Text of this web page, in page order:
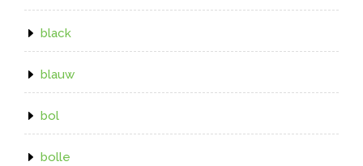
black
blauw
bol
bolle